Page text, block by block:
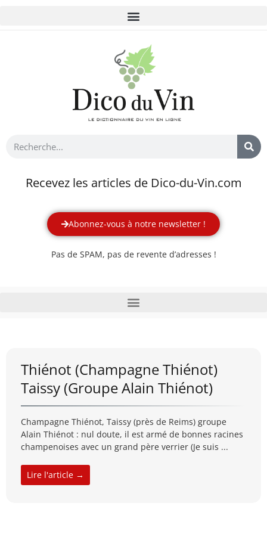
Recevez les articles de Dico-du-Vin.com
Abonnez-vous à notre newsletter !
Pas de SPAM, pas de revente d’adresses !
Thiénot (Champagne Thiénot)
Taissy (Groupe Alain Thiénot)
Champagne Thiénot, Taissy (près de Reims) groupe
Alain Thiénot : nul doute, il est armé de bonnes racines
champenoises avec un grand père verrier (Je suis ...
Lire l'article →